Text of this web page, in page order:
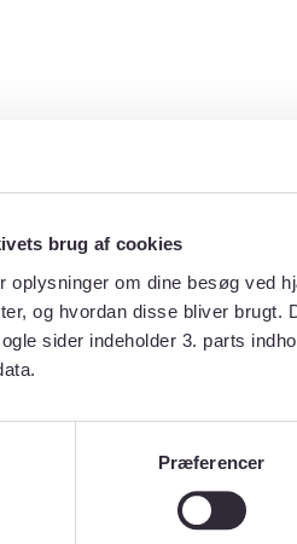
brug af cookies
oplysninger om dine besøg ved
og hvordan disse bliver
sider indeholder 3. parts
Præferencer